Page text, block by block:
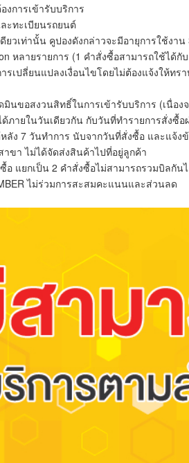
งการเข้ารับบริการ
ะทะเบียนรถยนต์
ยวเท่านั้น คูปองดังกล่าวจะมีอายุการใช้ง
หลายรายการ (1 คำสั่งซื้อสามารถใช้ไ
เปลี่ยนแปลงเงื่อนไขโดยไม่ต้องแจ้งให้ทร
มินขอสงวนสิทธิ์ในการเข้ารับบริการ (เนื่อ
ภายในวันเดียวกัน กับวันที่ทำรายการสั่งซื้อ
หลัง 7 วันทำการ นับจากวันที่สั่งซื้อ และแจ้ง
าขา ไม่ได้จัดส่งสินค้าไปที่อยู่ลูกค้า
อ แยกเป็น 2 คำสั่งซื้อไม่สามารถรวมบิลกั
ไม่ร่วมการสะสมคะแนนและส่วนลด